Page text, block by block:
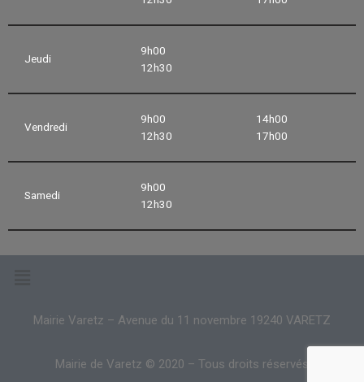
Jeudi
9h00
12h30
Vendredi
9h00
12h30
14h00
17h00
Samedi
9h00
12h30
Mairie Varetz – Avenue du 11 novembre 19240 VARETZ
Mairie de Varetz © 2020 – Tous droits réservés